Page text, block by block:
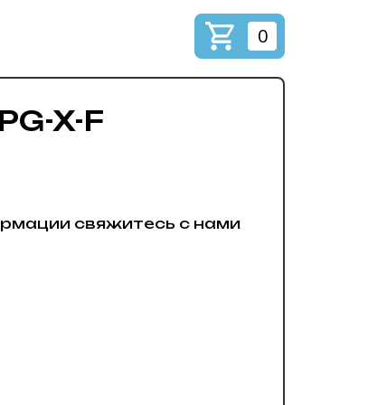
0
X-F
свяжитесь с нами